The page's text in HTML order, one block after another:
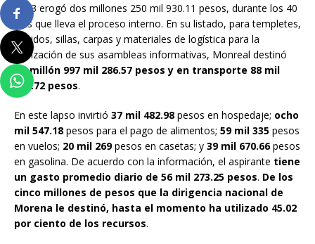
2023 erogó dos millones 250 mil 930.11 pesos, durante los 40
días que lleva el proceso interno. En su listado, para templetes,
sonidos, sillas, carpas y materiales de logística para la
realización de sus asambleas informativas, Monreal destinó
un millón 997 mil 286.57 pesos y en transporte 88 mil
338.72 pesos.
En este lapso invirtió 37 mil 482.98 pesos en hospedaje; ocho
mil 547.18 pesos para el pago de alimentos; 59 mil 335 pesos
en vuelos; 20 mil 269pesos en casetas; y 39 mil 670.66pesos
en gasolina. De acuerdo con la información, el aspirante tiene
un gasto promedio diario de 56 mil 273.25 pesos. De los
cinco millones de pesos que la dirigencia nacional de
Morena le destinó, hasta el momento ha utilizado 45.02
por ciento de los recursos.